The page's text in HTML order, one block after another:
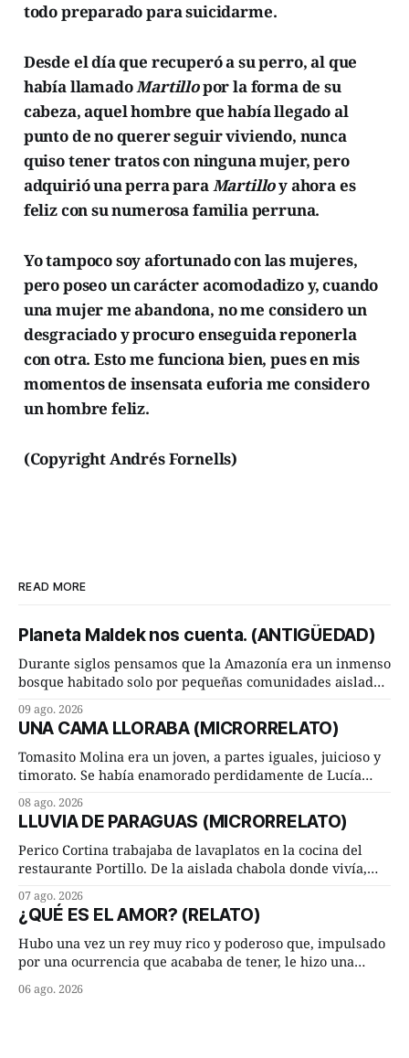
todo preparado para suicidarme.
Desde el día que recuperó a su perro, al que
había llamadoMartillopor la forma de su
cabeza, aquel hombre que había llegado al
punto de no querer seguir viviendo, nunca
quiso tener tratos con ninguna mujer, pero
adquirió una perra paraMartilloy ahora es
feliz con su numerosa familia perruna.
Yo tampoco soy afortunado con las mujeres,
pero poseo un carácter acomodadizo y, cuando
una mujer me abandona, no me considero un
desgraciado y procuro enseguida reponerla
con otra. Esto me funciona bien, pues en mis
momentos de insensata euforia me considero
un hombre feliz.
(Copyright Andrés Fornells)
READ MORE
Planeta Maldek nos cuenta. (ANTIGÜEDAD)
Durante siglos pensamos que la Amazonía era un inmenso
bosque habitado solo por pequeñas comunidades aisladas.
incompleta. Un equipo internacional de arqueólogos,
liderado por el investigador finlandés Martti Pärssinen,
de la Universidad de Helsinki, junto con especialistas de
Brasil y
09 ago. 2026
UNA CAMA LLORABA (MICRORRELATO)
Tomasito Molina era un joven, a partes iguales, juicioso y
timorato. Se había enamorado perdidamente de Lucía
ambos les iba de maravilla. Pero mantenían absoluta
discrepancia en un deseo ineluctable por parte de ella.
Lucía Arriate quería que ellos
08 ago. 2026
LLUVIA DE PARAGUAS (MICRORRELATO)
Perico Cortina trabajaba de lavaplatos en la cocina del
restaurante Portillo. De la aislada chabola donde vivía,
cuarto de hora andando a buen paso. Cierta noche,
terminada su jornada laboral caminaba él hacía su mísera
morada cundo comenzó a llover
07 ago. 2026
¿QUÉ ES EL AMOR? (RELATO)
Hubo una vez un rey muy rico y poderoso que, impulsado
por una ocurrencia que acababa de tener, le hizo una
Dime, hombre sabio, ¿qué es el amor según tú? Su
06 ago. 2026